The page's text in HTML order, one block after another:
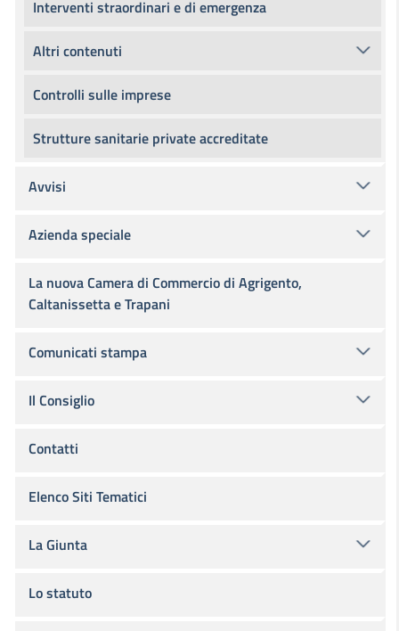
Interventi straordinari e di emergenza
Altri contenuti
Controlli sulle imprese
Strutture sanitarie private accreditate
Avvisi
Azienda speciale
La nuova Camera di Commercio di Agrigento,
Caltanissetta e Trapani
Comunicati stampa
Il Consiglio
Contatti
Elenco Siti Tematici
La Giunta
Lo statuto